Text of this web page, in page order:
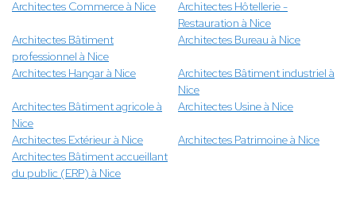
Architectes Commerce à Nice
Architectes Hôtellerie -
Restauration à Nice
Architectes Bâtiment
professionnel à Nice
Architectes Bureau à Nice
Architectes Hangar à Nice
Architectes Bâtiment industriel à
Nice
Architectes Bâtiment agricole à
Nice
Architectes Usine à Nice
Architectes Extérieur à Nice
Architectes Patrimoine à Nice
Architectes Bâtiment accueillant
du public (ERP) à Nice